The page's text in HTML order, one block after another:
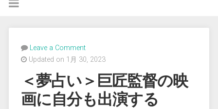
Leave a Comment
Updated on 1月 30, 2023
＜夢占い＞巨匠監督の映
画に自分も出演する